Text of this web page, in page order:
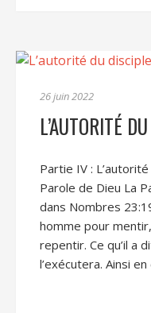
26 juin 2022
L’AUTORITÉ
Partie IV :
Parole de Dieu La
dans Nombres
homme pour
repentir. Ce qu’il a
l’exécutera. Ainsi